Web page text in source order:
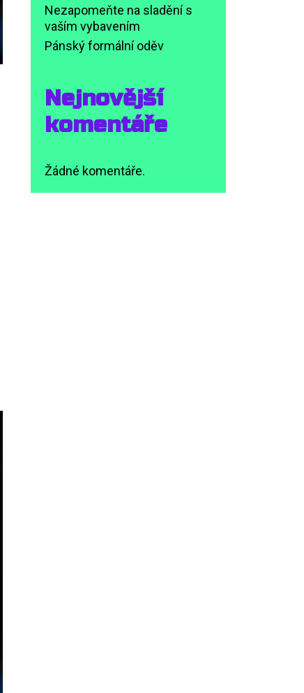
Nezapomeňte na sladění s
vaším vybavením
Pánský formální oděv
Nejnovější
komentáře
Žádné komentáře.